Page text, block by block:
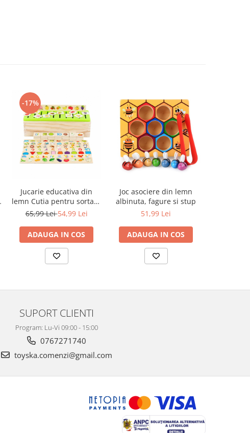
-17%
Jucarie educativa din
lemn Cutia pentru sortare
in limba Romana si
65,99 Lei54,99 Lei
ADAUGA IN COS
Joc asociere din lemn
albinuta, fagure si stup
51,99 Lei
ADAUGA IN COS
SUPORT CLIENTI
Program: Lu-Vi 09:00 - 15:00
0767271740
toyska.comenzi@gmail.com